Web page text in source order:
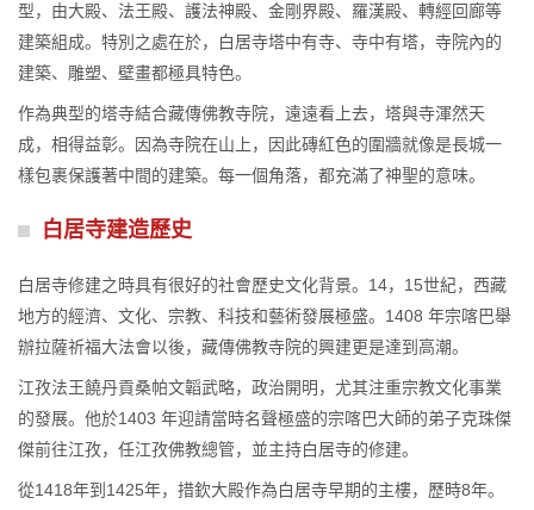
型，由大殿、法王殿、護法神殿、金剛界殿、羅漢殿、轉經回廊等
建築組成。特別之處在於，白居寺塔中有寺、寺中有塔，寺院內的
建築、雕塑、壁畫都極具特色。
作為典型的塔寺結合藏傳佛教寺院，遠遠看上去，塔與寺渾然天
成，相得益彰。因為寺院在山上，因此磚紅色的圍牆就像是長城一
樣包裹保護著中間的建築。每一個角落，都充滿了神聖的意味。
白居寺建造歷史
白居寺修建之時具有很好的社會歷史文化背景。14，15世紀，西藏
地方的經濟、文化、宗教、科技和藝術發展極盛。1408 年宗喀巴舉
辦拉薩祈福大法會以後，藏傳佛教寺院的興建更是達到高潮。
江孜法王饒丹貢桑帕文韜武略，政治開明，尤其注重宗教文化事業
的發展。他於1403 年迎請當時名聲極盛的宗喀巴大師的弟子克珠傑
傑前往江孜，任江孜佛教總管，並主持白居寺的修建。
從1418年到1425年，措欽大殿作為白居寺早期的主樓，歷時8年。